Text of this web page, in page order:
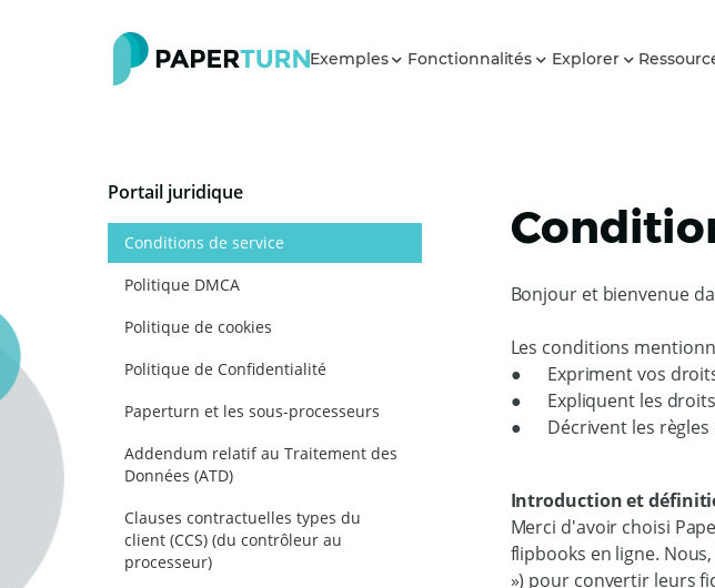
Exemples Fonctionnalités Explorer
Portail juridique
Conditions de service
Politique DMCA
Politique de cookies
Politique de Confidentialité
Paperturn et les sous-processeurs
Addendum relatif au Traitement des
Données (ATD)
Clauses contractuelles types du
client (CCS) (du contrôleur au
processeur)
Bonjour et bienvenue
Les conditions
● Expriment vos
● Expliquent les
● Décrivent les
Introduction et
Merci d'avoir choisi
flipbooks en ligne.
») pour convertir leurs